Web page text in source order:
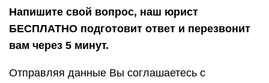
Напишите свой вопрос, наш юрист
БЕСПЛАТНО подготовит ответ и перезвонит
вам через 5 минут.
Отправляя данные Вы соглашаетесь с